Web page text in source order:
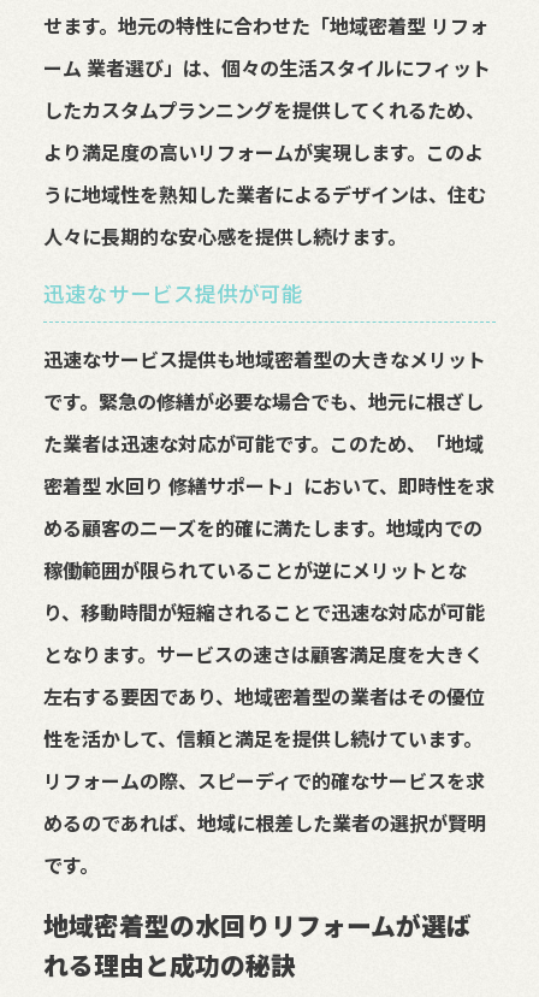
せます。地元の特性に合わせた「地域密着型 リフォ
ーム 業者選び」は、個々の生活スタイルにフィット
したカスタムプランニングを提供してくれるため、
より満足度の高いリフォームが実現します。このよ
うに地域性を熟知した業者によるデザインは、住む
人々に長期的な安心感を提供し続けます。
迅速なサービス提供が可能
迅速なサービス提供も地域密着型の大きなメリット
です。緊急の修繕が必要な場合でも、地元に根ざし
た業者は迅速な対応が可能です。このため、「地域
密着型 水回り 修繕サポート」において、即時性を求
める顧客のニーズを的確に満たします。地域内での
稼働範囲が限られていることが逆にメリットとな
り、移動時間が短縮されることで迅速な対応が可能
となります。サービスの速さは顧客満足度を大きく
左右する要因であり、地域密着型の業者はその優位
性を活かして、信頼と満足を提供し続けています。
リフォームの際、スピーディで的確なサービスを求
めるのであれば、地域に根差した業者の選択が賢明
です。
地域密着型の水回りリフォームが選ば
れる理由と成功の秘訣